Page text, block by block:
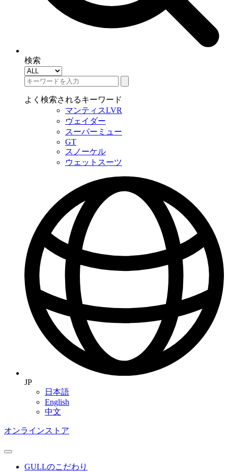
検索
よく検索されるキーワード
マンティスLVR
ヴェイダー
スーパーミュー
GT
スノーケル
ウェットスーツ
JP
日本語
English
中文
オンラインストア
GULLのこだわり